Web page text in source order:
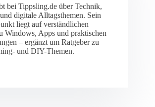
bei Tippsling.de über Technik,
digitale Alltagsthemen. Sein
liegt auf verständlichen
Windows, Apps und praktischen
– ergänzt um Ratgeber zu
und DIY-Themen.